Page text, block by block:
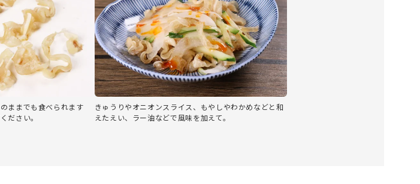
ままでも食べられます
ださい。
きゅうりやオニオンスライス、もやしやわかめなどと和
えたえい、ラー油などで風味を加えて。